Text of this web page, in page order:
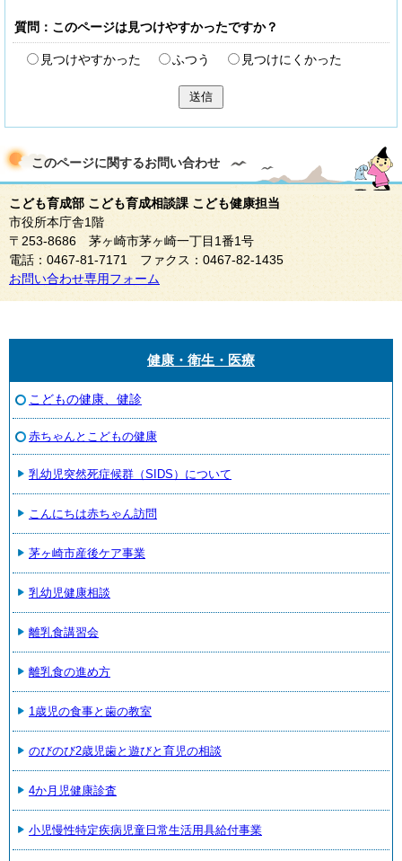
質問：このページは見つけやすかったですか？
見つけやすかった ふつう 見つけにくかった
送信
このページに関するお問い合わせ
こども育成部 こども育成相談課 こども健康担当
市役所本庁舎1階
〒253-8686 茅ヶ崎市茅ヶ崎一丁目1番1号
電話：0467-81-7171 ファクス：0467-82-1435
お問い合わせ専用フォーム
健康・衛生・医療
こどもの健康、健診
赤ちゃんとこどもの健康
乳幼児突然死症候群（SIDS）について
こんにちは赤ちゃん訪問
茅ヶ崎市産後ケア事業
乳幼児健康相談
離乳食講習会
離乳食の進め方
1歳児の食事と歯の教室
のびのび2歳児歯と遊びと育児の相談
4か月児健康診査
小児慢性特定疾病児童日常生活用具給付事業